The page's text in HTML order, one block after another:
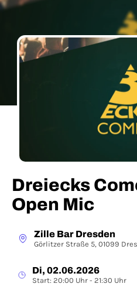
Dreiecks
Open Mic
Zille Bar Dresden
Görlitzer Straße 5, 01099
Di, 02.06.2026
Start: 20:00 Uhr - 21:30 Uhr